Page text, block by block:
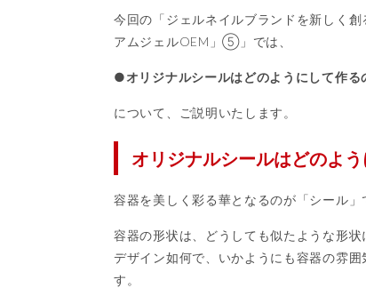
今回の「ジェルネイルブランドを新しく
アムジェルOEM」⑤」では、
●オリジナルシールはどのようにして作る
について、ご説明いたします。
オリジナルシールはどのよ
容器を美しく彩る華となるのが「シール」
容器の形状は、どうしても似たような形
デザイン如何で、いかようにも容器の雰
す。